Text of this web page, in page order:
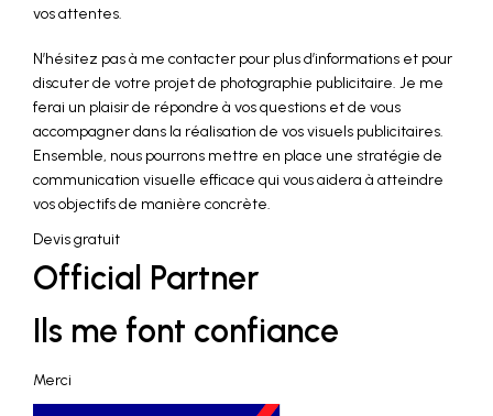
vos attentes.
N’hésitez pas à me contacter pour plus d’informations et pour
discuter de votre projet de photographie publicitaire. Je me
ferai un plaisir de répondre à vos questions et de vous
accompagner dans la réalisation de vos visuels publicitaires.
Ensemble, nous pourrons mettre en place une stratégie de
communication visuelle efficace qui vous aidera à atteindre
vos objectifs de manière concrète.
Devis gratuit
Official Partner
Ils me font confiance
Merci